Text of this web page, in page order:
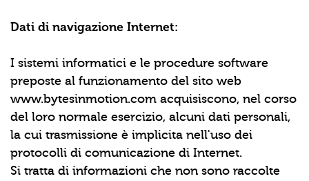
Dati di navigazione Internet:
I sistemi informatici e le procedure software
preposte al funzionamento del sito web
www.bytesinmotion.com acquisiscono, nel corso
del loro normale esercizio, alcuni dati personali,
la cui trasmissione è implicita nell'uso dei
protocolli di comunicazione di Internet.
Si tratta di informazioni che non sono raccolte